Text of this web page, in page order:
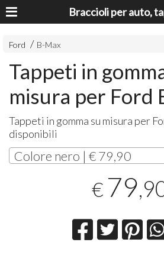
Ford B-Max
Tappeti in
misura per Ford
Tappeti in gomma su misura per
disponibili
Colore nero | € 79,90
€ 79